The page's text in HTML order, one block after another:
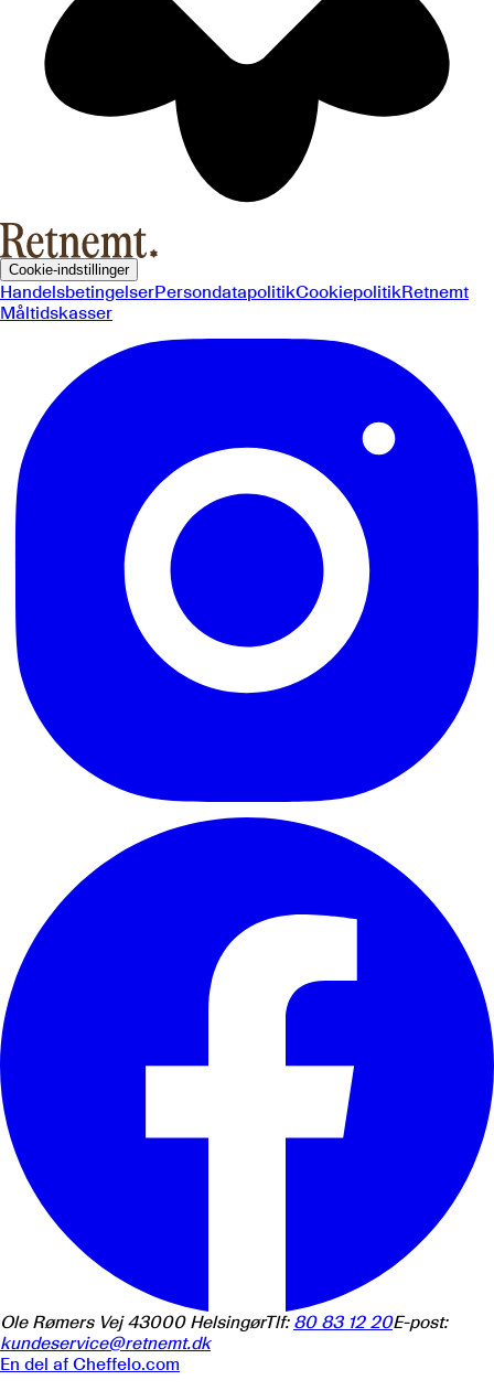
Cookie-indstillinger
HandelsbetingelserPersondatapolitikCookiepolitikRetnemt
Måltidskasser
Ole Rømers Vej 43000 HelsingørTlf: 80 83 12 20E-post:
kundeservice@retnemt.dk
En del af Cheffelo.com